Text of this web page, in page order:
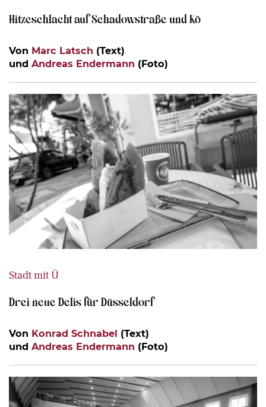
Hitzeschlacht auf Schadowstraße und Kö
Von Marc Latsch (Text)
und Andreas Endermann (Foto)
Stadt mit Ü
Drei neue Delis für Düsseldorf
Von Konrad Schnabel (Text)
und Andreas Endermann (Foto)